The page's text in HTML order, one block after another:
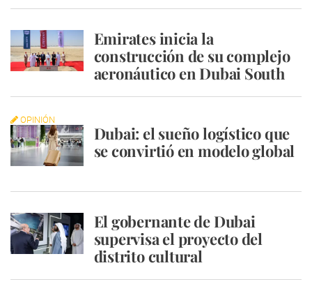
Emirates inicia la
construcción de su complejo
aeronáutico en Dubai South
OPINIÓN
Dubai: el sueño logístico que
se convirtió en modelo global
El gobernante de Dubai
supervisa el proyecto del
distrito cultural